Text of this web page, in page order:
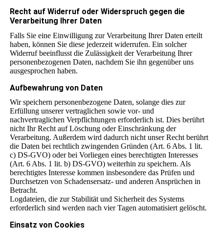
Recht auf Widerruf oder Widerspruch gegen die
Verarbeitung Ihrer Daten
Falls Sie eine Einwilligung zur Verarbeitung Ihrer Daten erteilt
haben, können Sie diese jederzeit widerrufen. Ein solcher
Widerruf beeinflusst die Zulässigkeit der Verarbeitung Ihrer
personenbezogenen Daten, nachdem Sie ihn gegenüber uns
ausgesprochen haben.
Aufbewahrung von Daten
Wir speichern personenbezogene Daten, solange dies zur
Erfüllung unserer vertraglichen sowie vor- und
nachvertraglichen Verpflichtungen erforderlich ist. Dies berührt
nicht Ihr Recht auf Löschung oder Einschränkung der
Verarbeitung. Außerdem wird dadurch nicht unser Recht berührt
die Daten bei rechtlich zwingenden Gründen (Art. 6 Abs. 1 lit.
c) DS-GVO) oder bei Vorliegen eines berechtigten Interesses
(Art. 6 Abs. 1 lit. b) DS-GVO) weiterhin zu speichern. Als
berechtigtes Interesse kommen insbesondere das Prüfen und
Durchsetzen von Schadensersatz- und anderen Ansprüchen in
Betracht.
Logdateien, die zur Stabilität und Sicherheit des Systems
erforderlich sind werden nach vier Tagen automatisiert gelöscht.
Einsatz von Cookies